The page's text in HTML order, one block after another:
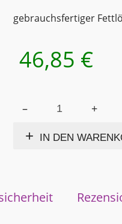
gebrauchsfertiger
46,85 €
OFF
Fettlöser
Reiniger
IN DEN